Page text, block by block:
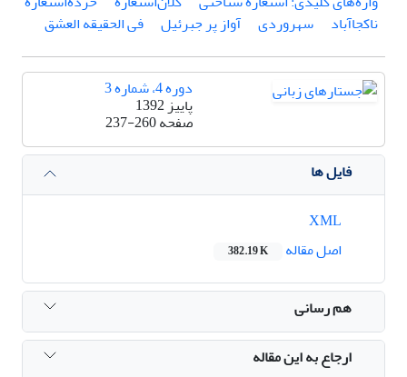
ناکجاآباد
سهروردی آواز پر جبرئیل فی الحقیقه العشق
دوره 4، شماره 3
پاییز 1392
صفحه237-260
فایل ها
اصل مقاله
382.19 K
هم رسانی
ارجاع به این مقاله